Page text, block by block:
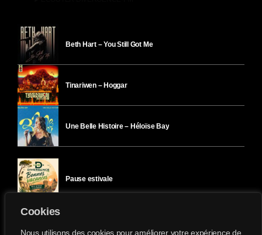
Cookies
Nous utilisons des cookies pour améliorer votre expérience de
Beth Hart – You Still Got Me
Tinariwen – Hoggar
Une Belle Histoire – Héloïse Bay
Pause estivale